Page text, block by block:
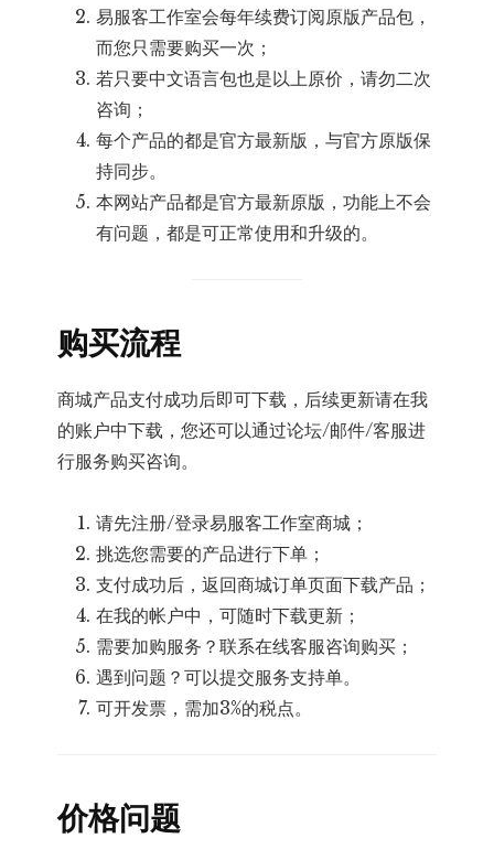
易服客工作室会每年续费订阅原版产品包，
而您只需要购买一次；
若只要中文语言包也是以上原价，请勿二次
咨询；
每个产品的都是官方最新版，与官方原版保
持同步。
本网站产品都是官方最新原版，功能上不会
有问题，都是可正常使用和升级的。
购买流程
商城产品支付成功后即可下载，后续更新请在我
的账户中下载，您还可以通过论坛/邮件/客服进
行服务购买咨询。
请先注册/登录易服客工作室商城；
挑选您需要的产品进行下单；
支付成功后，返回商城订单页面下载产品；
在我的帐户中，可随时下载更新；
需要加购服务？联系在线客服咨询购买；
遇到问题？可以提交服务支持单。
可开发票，需加3%的税点。
价格问题